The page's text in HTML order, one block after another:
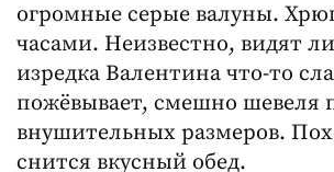
огромные серые валуны.
часами. Неизвестно, видят
изредка Валентина что-то
пожёвывает, смешно шевеля
внушительных размеров.
снится вкусный обед.